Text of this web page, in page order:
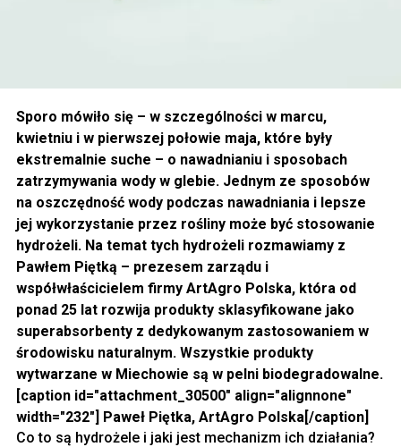
Sporo mówiło się – w szczególności w marcu,
kwietniu i w pierwszej połowie maja, które były
ekstremalnie suche – o nawadnianiu i sposobach
zatrzymywania wody w glebie. Jednym ze sposobów
na oszczędność wody podczas nawadniania i lepsze
jej wykorzystanie przez rośliny może być stosowanie
hydrożeli. Na temat tych hydrożeli rozmawiamy z
Pawłem Piętką – prezesem zarządu i
współwłaścicielem firmy ArtAgro Polska, która od
ponad 25 lat rozwija produkty sklasyfikowane jako
superabsorbenty z dedykowanym zastosowaniem w
środowisku naturalnym. Wszystkie produkty
wytwarzane w Miechowie są w pelni biodegradowalne.
[caption id="attachment_30500" align="alignnone"
width="232"] Paweł Piętka, ArtAgro Polska[/caption]
Co to są hydrożele i jaki jest mechanizm ich działania?